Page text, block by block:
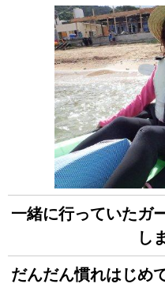
一緒に行っていたガ
し
だんだん慣れはじめ